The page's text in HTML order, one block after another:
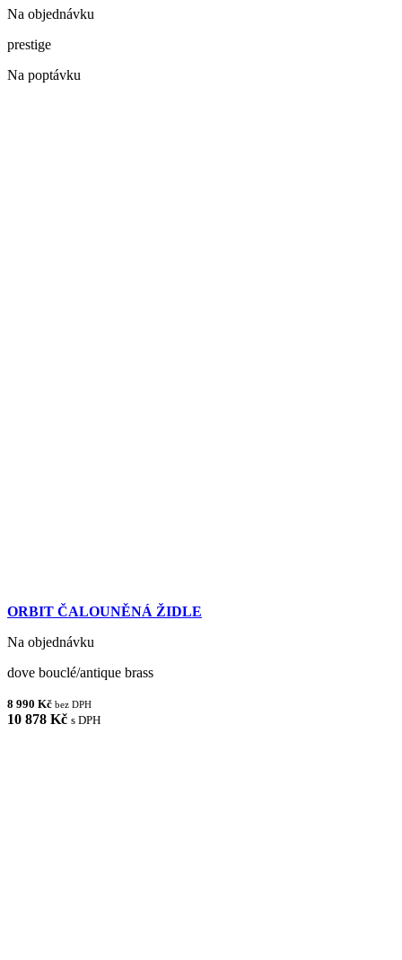
Na objednávku
prestige
Na poptávku
ORBIT ČALOUNĚNÁ ŽIDLE
Na objednávku
dove bouclé/antique brass
8 990 Kč bez DPH
10 878 Kč s DPH